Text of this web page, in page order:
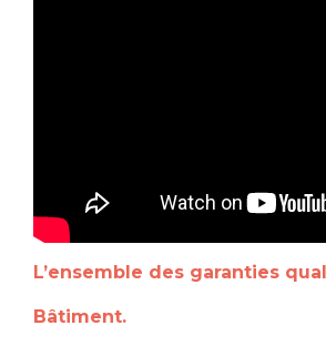
L’ensemble des garanties
Bâtiment.